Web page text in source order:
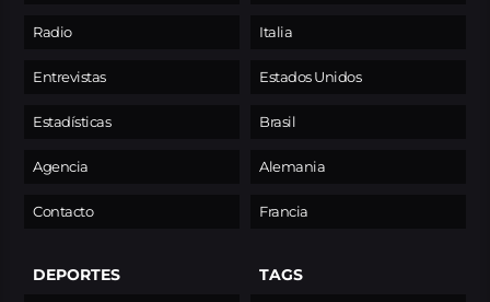
Radio
Entrevistas
Estadísticas
Agencia
Contacto
Italia
Estados Unidos
Brasil
Alemania
Francia
DEPORTES TAGS